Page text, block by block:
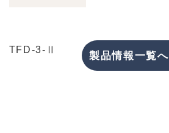
TFD-3-Ⅱ
製品情報一覧へ